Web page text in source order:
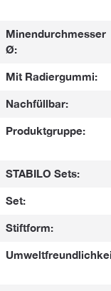
Minendurchmesser
Ø:
Mit Radiergummi:
Nachfüllbar:
Produktgruppe:
STABILO Sets:
Set:
Stiftform: